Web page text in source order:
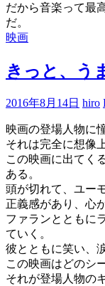
だから音楽って最
だ。
映画
きっと、う
2016年8月14日 hiro
映画の登場人物に
それは完全に想像
この映画に出てく
ある。
頭が切れて、ユー
正義感があり、心
ファランとともに
ていく。
彼とともに笑い、
この映画はどのシ
それが登場人物の